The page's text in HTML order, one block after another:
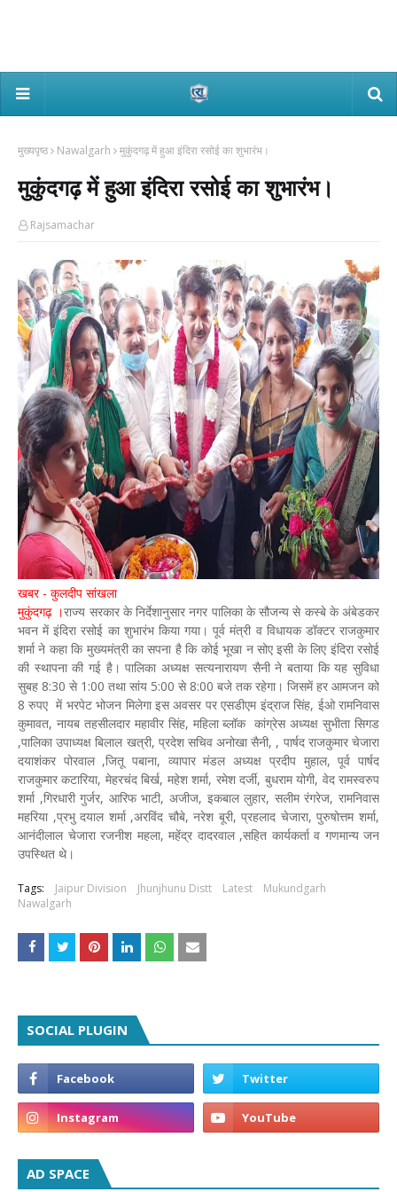
मुख्यपृष्ठ Nawalgarh मुकुंदगढ़ में हुआ इंदिरा रसोई का शुभारंभ।
मुकुंदगढ़ में हुआ इंदिरा रसोई का शुभारंभ।
Rajsamachar
खबर - कुलदीप सांखला
मुकुंदगढ़ ।राज्य सरकार के निर्देशानुसार नगर पालिका के सौजन्य से कस्बे के अंबेडकर
भवन में इंदिरा रसोई का शुभारंभ किया गया। पूर्व मंत्री व विधायक डॉक्टर राजकुमार
शर्मा ने कहा कि मुख्यमंत्री का सपना है कि कोई भूखा न सोए इसी के लिए इंदिरा रसोई
की स्थापना की गई है। पालिका अध्यक्ष सत्यनारायण सैनी ने बताया कि यह सुविधा
सुबह 8:30 से 1:00 तथा सांय 5:00 से 8:00 बजे तक रहेगा। जिसमें हर आमजन को
8 रुपए में भरपेट भोजन मिलेगा इस अवसर पर एसडीएम इंद्राज सिंह, ईओ रामनिवास
कुमावत, नायब तहसीलदार महावीर सिंह, महिला ब्लॉक कांग्रेस अध्यक्ष सुभीता सिगड
,पालिका उपाध्यक्ष बिलाल खत्री, प्रदेश सचिव अनोखा सैनी, , पार्षद राजकुमार चेजारा
दयाशंकर पोरवाल ,जितू पबाना, व्यापार मंडल अध्यक्ष प्रदीप मुहाल, पूर्व पार्षद
राजकुमार कटारिया, मेहरचंद बिर्ख, महेश शर्मा, रमेश दर्जी, बुधराम योगी, वेद रामस्वरुप
शर्मा ,गिरधारी गुर्जर, आरिफ भाटी, अजीज, इकबाल लुहार, सलीम रंगरेज, रामनिवास
महरिया ,प्रभु दयाल शर्मा ,अरविंद चौबे, नरेश बूरी, प्रहलाद चेजारा, पुरुषोत्तम शर्मा,
आनंदीलाल चेजारा रजनीश महला, महेंद्र दादरवाल ,सहित कार्यकर्ता व गणमान्य जन
उपस्थित थे।
Tags: Jaipur Division Jhunjhunu Distt Latest
Mukundgarh
Nawalgarh
SOCIAL PLUGIN
AD SPACE